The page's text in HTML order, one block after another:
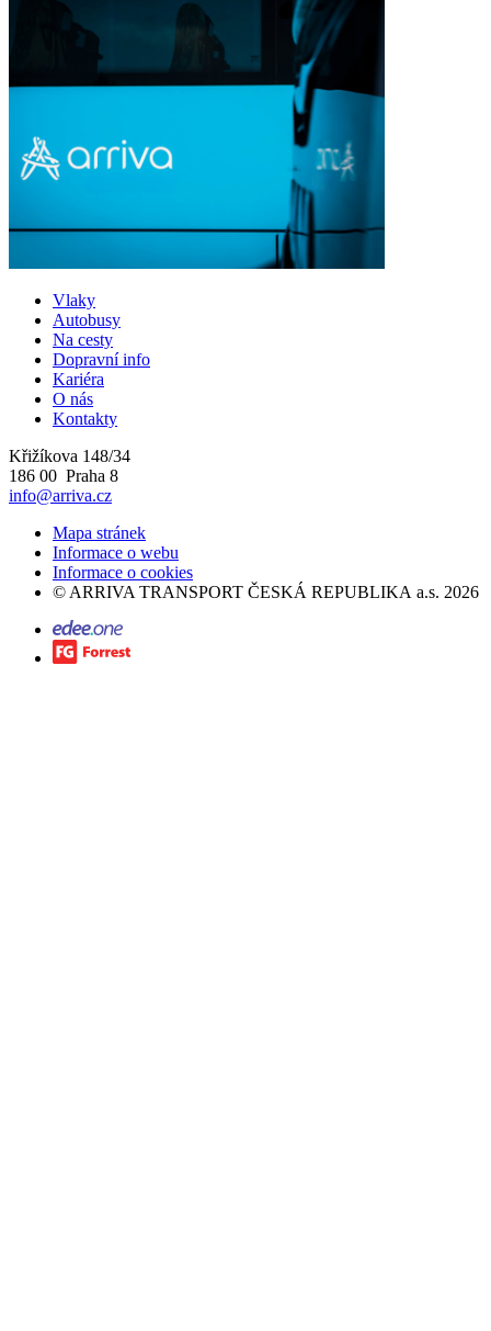
Vlaky
Autobusy
Na cesty
Dopravní info
Kariéra
O nás
Kontakty
Křižíkova 148/34
186 00 Praha 8
info@arriva.cz
Mapa stránek
Informace o webu
Informace o cookies
© ARRIVA TRANSPORT ČESKÁ REPUBLIKA a.s. 2026